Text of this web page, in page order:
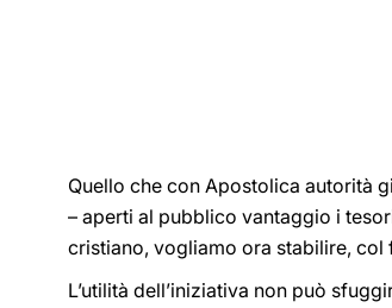
Quello che con Apostolica autorità
– aperti al pubblico vantaggio i
cristiano, vogliamo ora stabilire,
L’utilità dell’iniziativa non può